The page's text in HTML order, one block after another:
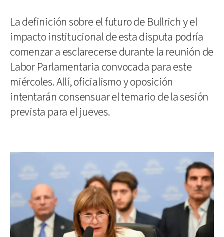
La definición sobre el futuro de Bullrich y el
impacto institucional de esta disputa podría
comenzar a esclarecerse durante la reunión de
Labor Parlamentaria convocada para este
miércoles. Allí, oficialismo y oposición
intentarán consensuar el temario de la sesión
prevista para el jueves.